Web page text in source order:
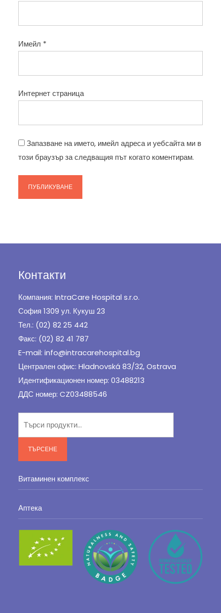
Имейл *
Интернет страница
Запазване на името, имейл адреса и уебсайта ми в
този браузър за следващия път когато коментирам.
Контакти
Компания: IntraCare Hospital s.r.o.
София 1309 ул. Кукуш 23
Тел.: (02) 82 25 442
Факс: (02) 82 41 787
E-mail: info@intracarehospital.bg
Централен офис: Hladnovská 83/32, Ostrava
Идентификационен номер: 03488213
ДДС номер: CZ03488546
ТЪРСЕНЕ
Витаминен комплекс
Аптека